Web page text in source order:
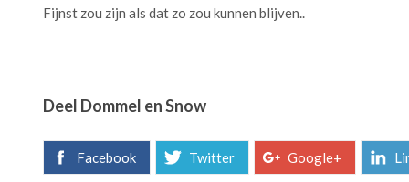
Fijnst zou zijn als dat zo zou kunnen blijven..
Deel Dommel en Snow
Facebook Twitter Google+